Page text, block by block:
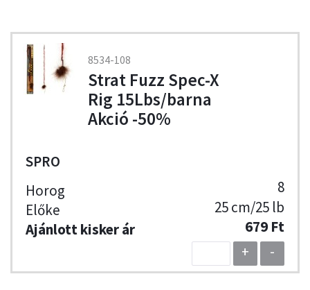
8534-108
Strat Fuzz Spec-X
Rig 15Lbs/barna
Akció -50%
SPRO
8
25 cm/25 lb
679 Ft
+
-